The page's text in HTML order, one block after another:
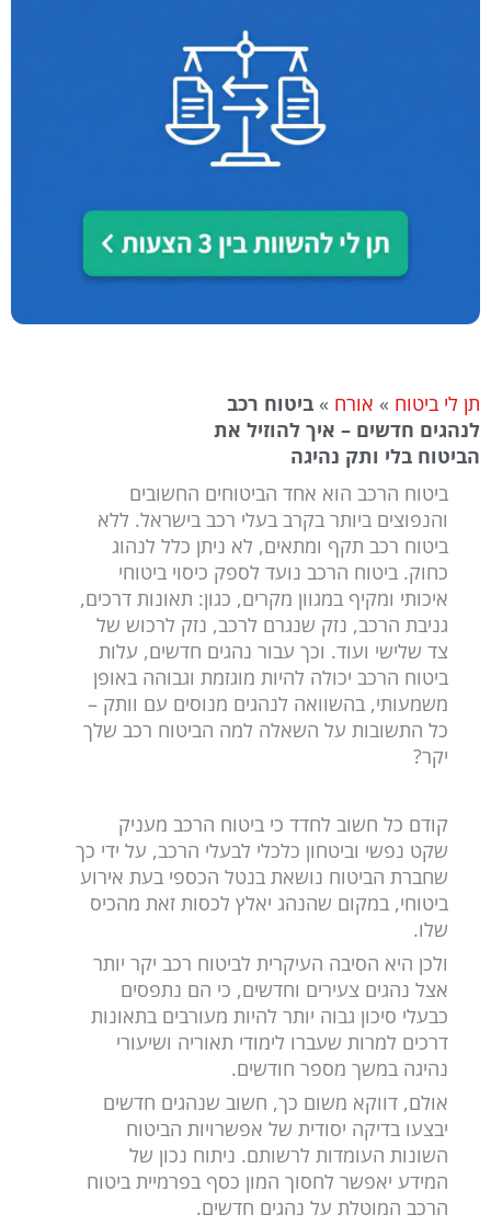
תן לי ביטוח » אורח » ביטוח רכב
לנהגים חדשים – איך להוזיל את
הביטוח בלי ותק נהיגה
ביטוח הרכב הוא אחד הביטוחים החשובים
והנפוצים ביותר בקרב בעלי רכב בישראל. ללא
ביטוח רכב תקף ומתאים, לא ניתן כלל לנהוג
כחוק. ביטוח הרכב נועד לספק כיסוי ביטוחי
איכותי ומקיף במגוון מקרים, כגון: תאונות דרכים,
גניבת הרכב, נזק שנגרם לרכב, נזק לרכוש של
צד שלישי ועוד. וכך עבור נהגים חדשים, עלות
ביטוח הרכב יכולה להיות מוגזמת וגבוהה באופן
משמעותי, בהשוואה לנהגים מנוסים עם וותק –
כל התשובות על השאלה למה הביטוח רכב שלך
יקר?
קודם כל חשוב לחדד כי ביטוח הרכב מעניק
שקט נפשי וביטחון כלכלי לבעלי הרכב, על ידי כך
שחברת הביטוח נושאת בנטל הכספי בעת אירוע
ביטוחי, במקום שהנהג יאלץ לכסות זאת מהכיס
שלו.
ולכן היא הסיבה העיקרית לביטוח רכב יקר יותר
אצל נהגים צעירים וחדשים, כי הם נתפסים
כבעלי סיכון גבוה יותר להיות מעורבים בתאונות
דרכים למרות שעברו לימודי תאוריה ושיעורי
נהיגה במשך מספר חודשים.
אולם, דווקא משום כך, חשוב שנהגים חדשים
יבצעו בדיקה יסודית של אפשרויות הביטוח
השונות העומדות לרשותם. ניתוח נכון של
המידע יאפשר לחסוך המון כסף בפרמיית ביטוח
הרכב המוטלת על נהגים חדשים.